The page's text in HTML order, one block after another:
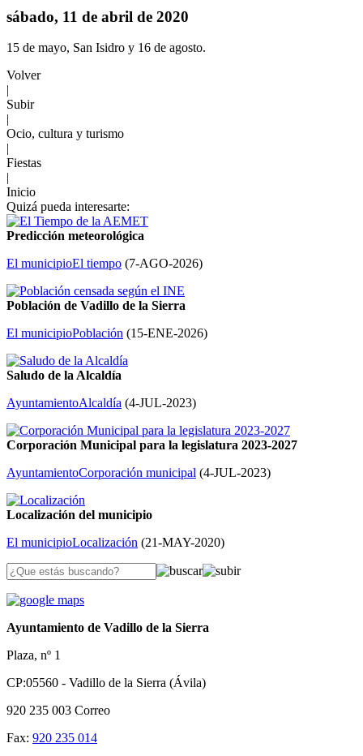
sábado, 11 de abril de 2020
15 de mayo, San Isidro y 16 de agosto.
Volver
|
Subir
|
Ocio, cultura y turismo
|
Fiestas
|
Inicio
Quizá pueda interesarte:
Predicción meteorológica
El municipioEl tiempo (7-AGO-2026)
Población de Vadillo de la Sierra
El municipioPoblación (15-ENE-2026)
Saludo de la Alcaldía
AyuntamientoAlcaldía (4-JUL-2023)
Corporación Municipal para la legislatura 2023-2027
AyuntamientoCorporación municipal (4-JUL-2023)
Localización del municipio
El municipioLocalización (21-MAY-2020)
Ayuntamiento de Vadillo de la Sierra
Plaza, nº 1
CP:05560 - Vadillo de la Sierra (Ávila)
920 235 003 Correo
Fax: 920 235 014